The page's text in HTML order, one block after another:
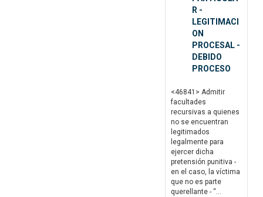
R -
LEGITIMACI
ON
PROCESAL -
DEBIDO
PROCESO
<46841> Admitir
facultades
recursivas a quienes
no se encuentran
legitimados
legalmente para
ejercer dicha
pretensión punitiva -
en el caso, la víctima
que no es parte
querellante - “...